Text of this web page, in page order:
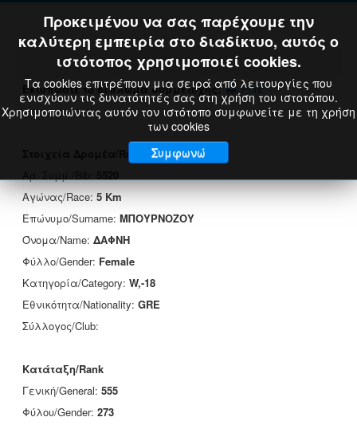
Εκτυπώστε το δίπλωμα συμμετοχής: Print
Στοιχεία Δρομέα/Runner's Data
Αγώνας/Race:5 Km
Επώνυμο/Surname: ΜΠΟΥΡΝΟΖΟΥ
Όνομα/Name: ΔΑΦΝΗ
Φύλλο/Gender: Female
Κατηγορία/Category: W,-18
Εθνικότητα/Nationality: GRE
Σύλλογος/Club:
Κατάταξη/Rank
Γενική/General: 555
Φύλου/Gender: 273
Προκειμένου να σας παρέχουμε την
καλύτερη εμπειρία στο διαδίκτυο, αυτός ο
ιστότοπος χρησιμοποιεί cookies.
Τα cookies επιτρέπουν μια σειρά από λειτουργίες που
ενισχύουν τις δυνατότητές σας στη χρήση του ιστοτόπου.
Χρησιμοποιώντας αυτόν τον ιστότοπο συμφωνείτε με τη χρήση
των cookies
Συμφωνώ